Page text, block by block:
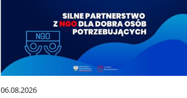
06.08.2026